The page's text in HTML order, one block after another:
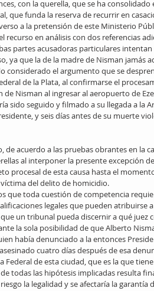
con la querella, que se ha
que funda la reserva de recurrir en
a la pretensión de este Ministerio
recurso en análisis con dos referencias
partes acusadoras particulares
ya que la de la madre de Nisman jamás
considerado el argumento que se
de la Plata, al confirmarse el
de Nisman al ingresar al aeropuerto de
sido seguido y filmado a su llegada a la
y seis días antes de su muerte
de acuerdo a las pruebas obrantes en la
al interponer la presente excepción
procesal de esta causa hasta el
del delito de homicidio.
que toda cuestión de competencia
legales que pueden atribuirse
un tribunal pueda discernir a qué juez
la sola posibilidad de que Alberto
había denunciado a la entonces
cuatro días después de esa
Federal de esta ciudad, que es la que
todas las hipótesis implicadas resulta
la legalidad y se afectaría la garantía